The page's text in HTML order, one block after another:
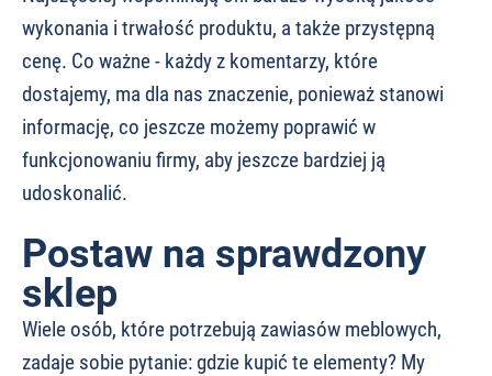
wykonania i trwałość produktu, a także przystępną
cenę. Co ważne - każdy z komentarzy, które
dostajemy, ma dla nas znaczenie, ponieważ stanowi
informację, co jeszcze możemy poprawić w
funkcjonowaniu firmy, aby jeszcze bardziej ją
udoskonalić.
Postaw na sprawdzony
sklep
Wiele osób, które potrzebują zawiasów meblowych,
zadaje sobie pytanie: gdzie kupić te elementy? My